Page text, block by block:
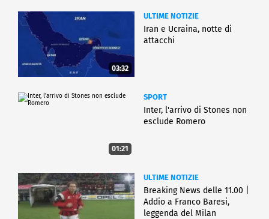
03:32
ULTIME NOTIZIE
Iran e Ucraina, notte di
attacchi
01:21
SPORT
Inter, l'arrivo di Stones non
esclude Romero
ULTIME NOTIZIE
Breaking News delle 11.00 |
Addio a Franco Baresi,
leggenda del Milan